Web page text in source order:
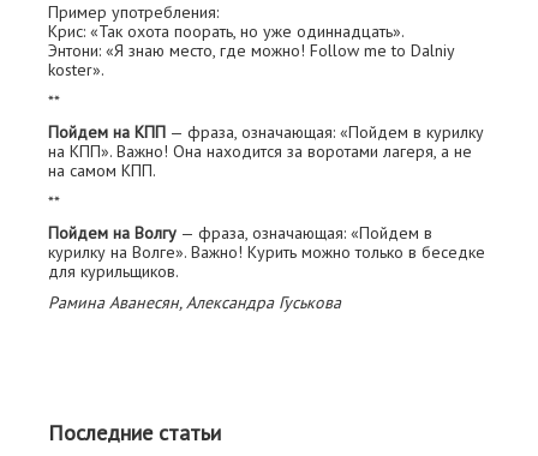
Пример употребления:
Крис: «Так охота поорать, но уже одиннадцать».
Энтони: «Я знаю место, где можно! Follow me to Dalniy
koster».
**
Пойдем на КПП — фраза, означающая: «Пойдем в курилку
на КПП». Важно! Она находится за воротами лагеря, а не
на самом КПП.
**
Пойдем на Волгу — фраза, означающая: «Пойдем в
курилку на Волге». Важно! Курить можно только в беседке
для курильщиков.
Рамина Аванесян, Александра Гуськова
Последние статьи